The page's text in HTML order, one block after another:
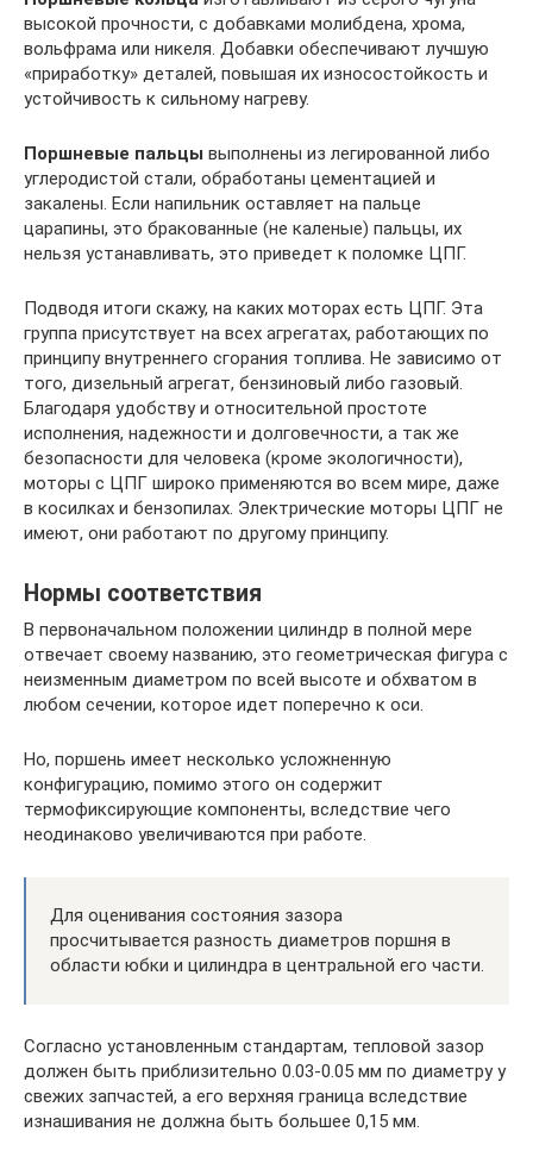
высокой прочности, с добавками молибдена, хрома,
вольфрама или никеля. Добавки обеспечивают лучшую
«приработку» деталей, повышая их износостойкость и
устойчивость к сильному нагреву.
Поршневые пальцы выполнены из легированной либо
углеродистой стали, обработаны цементацией и
закалены. Если напильник оставляет на пальце
царапины, это бракованные (не каленые) пальцы, их
нельзя устанавливать, это приведет к поломке ЦПГ.
Подводя итоги скажу, на каких моторах есть ЦПГ. Эта
группа присутствует на всех агрегатах, работающих по
принципу внутреннего сгорания топлива. Не зависимо от
того, дизельный агрегат, бензиновый либо газовый.
Благодаря удобству и относительной простоте
исполнения, надежности и долговечности, а так же
безопасности для человека (кроме экологичности),
моторы с ЦПГ широко применяются во всем мире, даже
в косилках и бензопилах. Электрические моторы ЦПГ не
имеют, они работают по другому принципу.
Нормы соответствия
В первоначальном положении цилиндр в полной мере
отвечает своему названию, это геометрическая фигура с
неизменным диаметром по всей высоте и обхватом в
любом сечении, которое идет поперечно к оси.
Но, поршень имеет несколько усложненную
конфигурацию, помимо этого он содержит
термофиксирующие компоненты, вследствие чего
неодинаково увеличиваются при работе.
Для оценивания состояния зазора
просчитывается разность диаметров поршня в
области юбки и цилиндра в центральной его части.
Согласно установленным стандартам, тепловой зазор
должен быть приблизительно 0.03-0.05 мм по диаметру у
свежих запчастей, а его верхняя граница вследствие
изнашивания не должна быть большее 0,15 мм.